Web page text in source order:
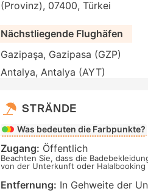
(Provinz), 07400, Türkei
Nächstliegende Flughäfen
Gazipaşa, Gazipasa (GZP)
Antalya, Antalya (AYT)
STRÄNDE
Was bedeuten die Farbpunkte?
Zugang: Öffentlich
Beachten Sie, dass die
von der Unterkunft oder
Entfernung: In Gehweite der